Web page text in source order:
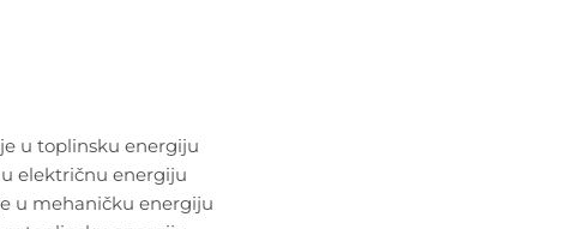
u toplinsku energiju
električnu energiju
u mehaničku energiju